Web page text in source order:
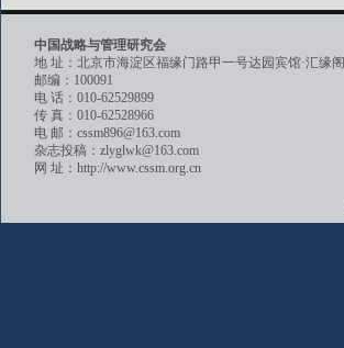
中国战略与管理研究会
地 址：北京市海淀区福缘门路甲一号达园宾馆·汇缘阁
邮编：100091
电 话：010-62529899
传 真：010-62528966
电 邮：cssm896@163.com
杂志投稿：zlyglwk@163.com
网 址：http://www.cssm.org.cn